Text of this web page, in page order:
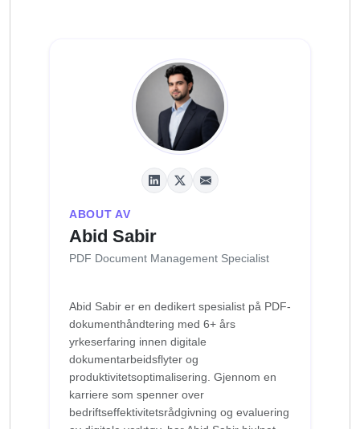
ABOUT AV
Abid Sabir
PDF Document Management Specialist
Abid Sabir er en dedikert spesialist på PDF-
dokumenthåndtering med 6+ års
yrkeserfaring innen digitale
dokumentarbeidsflyter og
produktivitetsoptimalisering. Gjennom en
karriere som spenner over
bedriftseffektivitetsrådgivning og evaluering